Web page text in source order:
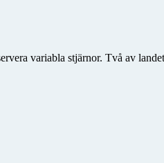
variabla stjärnor. Två av